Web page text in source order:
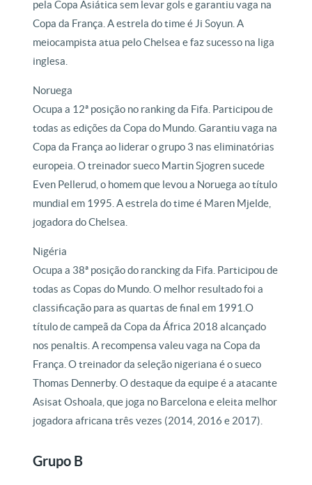
pela Copa Asiática sem levar gols e garantiu vaga na
Copa da França. A estrela do time é Ji Soyun. A
meiocampista atua pelo Chelsea e faz sucesso na liga
inglesa.
Noruega
Ocupa a 12ª posição no ranking da Fifa. Participou de
todas as edições da Copa do Mundo. Garantiu vaga na
Copa da França ao liderar o grupo 3 nas eliminatórias
europeia. O treinador sueco Martin Sjogren sucede
Even Pellerud, o homem que levou a Noruega ao título
mundial em 1995. A estrela do time é Maren Mjelde,
jogadora do Chelsea.
Nigéria
Ocupa a 38ª posição do rancking da Fifa. Participou de
todas as Copas do Mundo. O melhor resultado foi a
classificação para as quartas de final em 1991.O
título de campeã da Copa da África 2018 alcançado
nos penaltis. A recompensa valeu vaga na Copa da
França. O treinador da seleção nigeriana é o sueco
Thomas Dennerby. O destaque da equipe é a atacante
Asisat Oshoala, que joga no Barcelona e eleita melhor
jogadora africana três vezes (2014, 2016 e 2017).
Grupo B